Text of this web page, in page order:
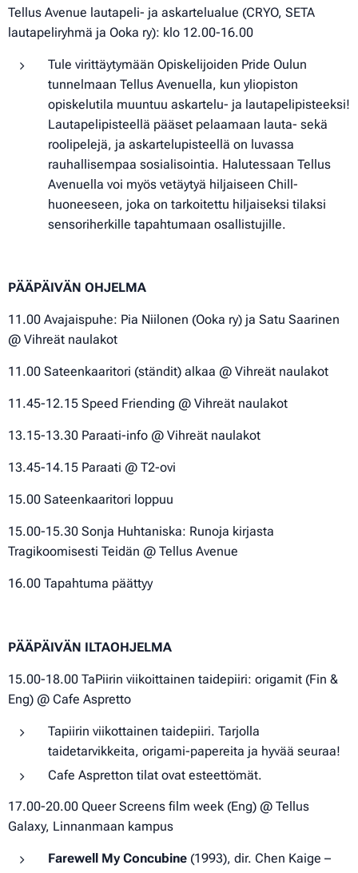
Tellus Avenue lautapeli- ja askartelualue (CRYO, SETA
lautapeliryhmä ja Ooka ry): klo 12.00-16.00
Tule virittäytymään Opiskelijoiden Pride Oulun
tunnelmaan Tellus Avenuella, kun yliopiston
opiskelutila muuntuu askartelu- ja lautapelipisteeksi!
Lautapelipisteellä pääset pelaamaan lauta- sekä
roolipelejä, ja askartelupisteellä on luvassa
rauhallisempaa sosialisointia. Halutessaan Tellus
Avenuella voi myös vetäytyä hiljaiseen Chill-
huoneeseen, joka on tarkoitettu hiljaiseksi tilaksi
sensoriherkille tapahtumaan osallistujille.
PÄÄPÄIVÄN OHJELMA
11.00 Avajaispuhe: Pia Niilonen (Ooka ry) ja Satu Saarinen
@ Vihreät naulakot
11.00 Sateenkaaritori (ständit) alkaa @ Vihreät naulakot
11.45-12.15 Speed Friending @ Vihreät naulakot
13.15-13.30 Paraati-info @ Vihreät naulakot
13.45-14.15 Paraati @ T2-ovi
15.00 Sateenkaaritori loppuu
15.00-15.30 Sonja Huhtaniska: Runoja kirjasta
Tragikoomisesti Teidän @ Tellus Avenue
16.00 Tapahtuma päättyy
PÄÄPÄIVÄN ILTAOHJELMA
15.00-18.00 TaPiirin viikoittainen taidepiiri: origamit (Fin &
Eng) @ Cafe Aspretto
Tapiirin viikottainen taidepiiri. Tarjolla
taidetarvikkeita, origami-papereita ja hyvää seuraa!
Cafe Aspretton tilat ovat esteettömät.
17.00-20.00 Queer Screens film week (Eng) @ Tellus
Galaxy, Linnanmaan kampus
Farewell My Concubine (1993), dir. Chen Kaige –